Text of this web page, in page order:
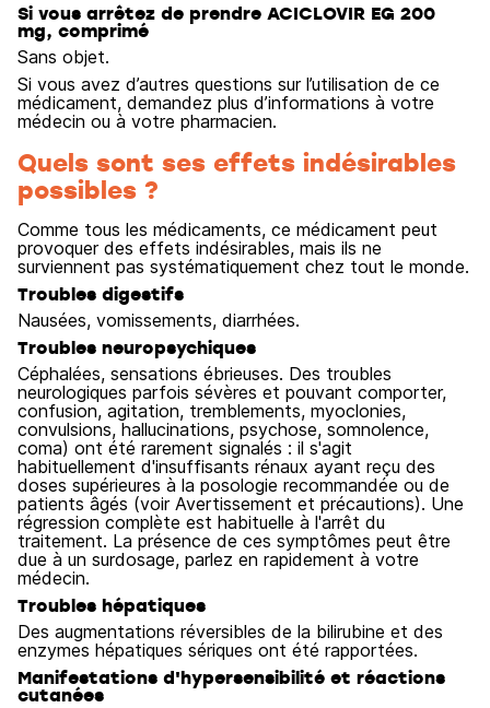
Si vous arrêtez de prendre ACICLOVIR EG 200
mg, comprimé
Sans objet.
Si vous avez d’autres questions sur l’utilisation de ce
médicament, demandez plus d’informations à votre
médecin ou à votre pharmacien.
Quels sont ses effets indésirables
possibles ?
Comme tous les médicaments, ce médicament peut
provoquer des effets indésirables, mais ils ne
surviennent pas systématiquement chez tout le monde.
Troubles digestifs
Nausées, vomissements, diarrhées.
Troubles neuropsychiques
Céphalées, sensations ébrieuses. Des troubles
neurologiques parfois sévères et pouvant comporter,
confusion, agitation, tremblements, myoclonies,
convulsions, hallucinations, psychose, somnolence,
coma) ont été rarement signalés : il s'agit
habituellement d'insuffisants rénaux ayant reçu des
doses supérieures à la posologie recommandée ou de
patients âgés (voir Avertissement et précautions). Une
régression complète est habituelle à l'arrêt du
traitement. La présence de ces symptômes peut être
due à un surdosage, parlez en rapidement à votre
médecin.
Troubles hépatiques
Des augmentations réversibles de la bilirubine et des
enzymes hépatiques sériques ont été rapportées.
Manifestations d'hypersensibilité et réactions
cutanées